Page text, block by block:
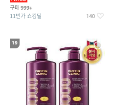
구매 999+
11번가 쇼킹딜 140
19